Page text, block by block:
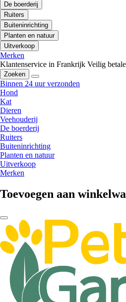
De boerderij
Ruiters
Buiteninrichting
Planten en natuur
Uitverkoop
Merken
Klantenservice in Frankrijk Veilig
Zoeken
Binnen 24 uur verzonden
Hond
Kat
Dieren
Veehouderij
De boerderij
Ruiters
Buiteninrichting
Planten en natuur
Uitverkoop
Merken
Toevoegen aan